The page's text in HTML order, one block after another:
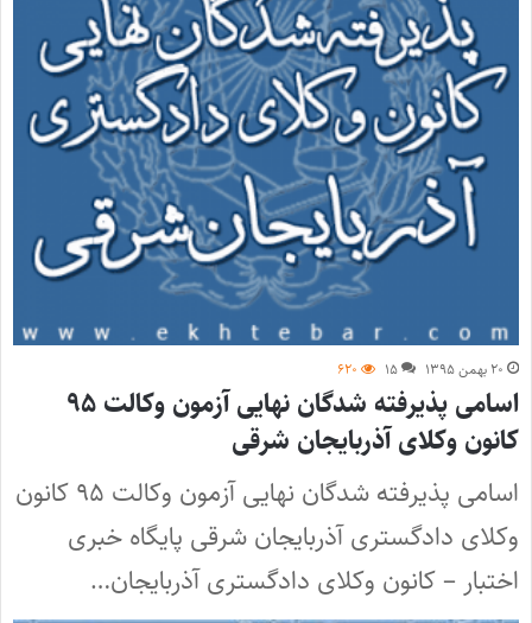
۲۰ بهمن ۱۳۹۵ ۱۵ ۶۲۰
اسامی پذیرفته شدگان نهایی آزمون وکالت ۹۵
کانون وکلای آذربایجان شرقی
اسامی پذیرفته شدگان نهایی آزمون وکالت ۹۵ کانون
وکلای دادگستری آذربایجان شرقی پایگاه خبری
اختبار – کانون وکلای دادگستری آذربایجان…